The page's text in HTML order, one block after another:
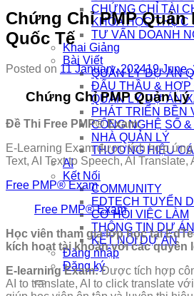
CHỨNG CHỈ TÀI
KHÓA HỌC THỰC
TƯ VẤN DOANH
Khai Giảng
Bài Viết
QUẢN LÝ DỰ ÁN
ĐẤU THẦU & HỢP
QUẢN LÝ DỰ ÁN
PHÁT TRIỂN BỀN
CÔNG NGHỆ SỐ &
NHÀ QUẢN LÝ
THƯƠNG HIỆU
AI
Kết Nối
COMMUNITY
EDTECH TUYỂN
CƠ HỘI VIỆC LÀM
THÔNG TIN DỰ ÁN
KẾT NỐI DỰ ÁN
Đăng nhập
Đăng ký
Chứng Chỉ PMP Quản
Quốc Tế
Posted on 11 January, 202419 June,
Chứng Chỉ PMP Quản
Đề Thi Free PMP® Exam:
E-Learning Exam được tích hợp
Text, AI Text to Speech, AI Translate,
Free PMP® Exam
Free PMP® Exam
Học viên tham gia lớp học tại
kích hoạt tài khoản với các quyền
E-learning Exam:Được tích hợp
AI to translate, AI to click translate